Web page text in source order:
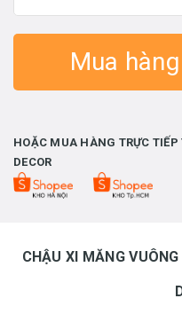
Mua hàng
HOẶC MUA HÀNG TRỰC
DECOR
CHẬU XI MĂNG